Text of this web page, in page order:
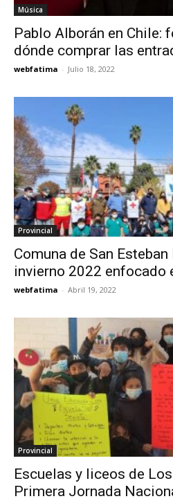
Música
Pablo Alborán en Chile:
dónde comprar las
webfatima - Julio 18, 2022
Provincial
Comuna de San
invierno 2022 enfocado
webfatima - Abril 19, 2022
Provincial
Escuelas y liceos de
Primera Jornada